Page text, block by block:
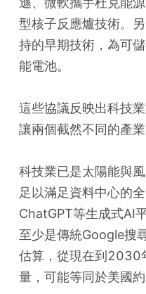
型核子反應爐技術。
持的早期技術，為可
能電池。
這些協議反映出科技
讓兩個截然不同的產業
科技業已是太陽能與
足以滿足資料中心的
ChatGPT等生成式AI
至少是傳統Google搜
估算，從現在到2030
量，可能等同於美國